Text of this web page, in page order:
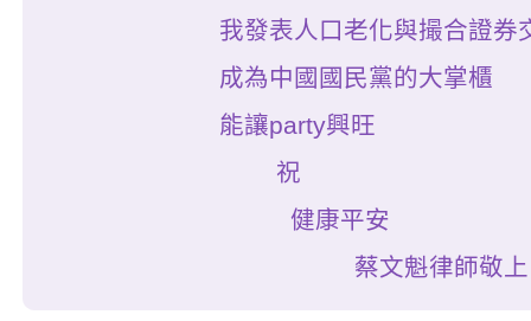
我發表人口老化與撮合證券
成為中國國民黨的大掌櫃
能讓party興旺
祝
健康平安
蔡文魁律師敬上